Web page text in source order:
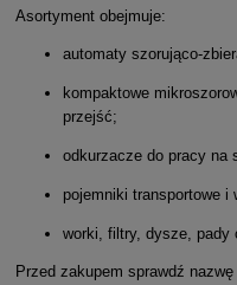
Asortyment obejmuje:
automaty szorująco-
kompaktowe
przejść;
odkurzacze do pracy na
pojemniki transportowe
worki, filtry, dysze, pady
Przed zakupem sprawdź